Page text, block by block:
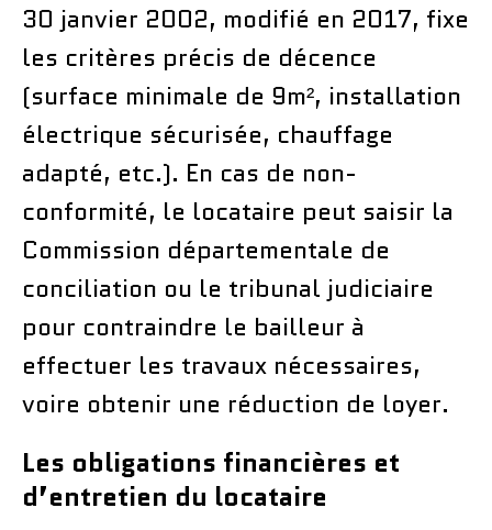
30 janvier 2002, modifié en 2017, fixe
les critères précis de décence
(surface minimale de 9m², installation
électrique sécurisée, chauffage
adapté, etc.). En cas de non-
conformité, le locataire peut saisir la
Commission départementale de
conciliation ou le tribunal judiciaire
pour contraindre le bailleur à
effectuer les travaux nécessaires,
voire obtenir une réduction de loyer.
Les obligations financières et
d’entretien du locataire